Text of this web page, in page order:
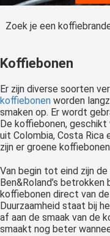
Zoek je een
Koffiebonen
Er zijn diverse soorten
koffiebonen worden
smaken op. Er wordt
De koffiebonen, geschikt
uit Colombia, Costa Rica
zijn er groene
Van begin tot eind zijn
Ben&Roland’s betrokken
koffiebonen direct van
Duurzaamheid staat bij
af aan de smaak van de
smaakt nog beter